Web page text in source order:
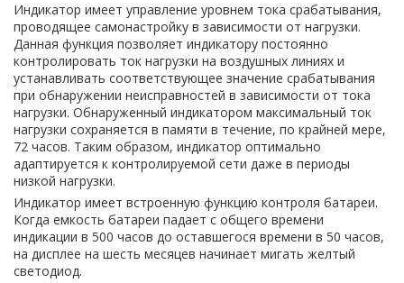
Индикатор имеет управление уровнем тока срабатывания,
проводящее самонастройку в зависимости от нагрузки.
Данная функция позволяет индикатору постоянно
контролировать ток нагрузки на воздушных линиях и
устанавливать соответствующее значение срабатывания
при обнаружении неисправностей в зависимости от тока
нагрузки. Обнаруженный индикатором максимальный ток
нагрузки сохраняется в памяти в течение, по крайней мере,
72 часов. Таким образом, индикатор оптимально
адаптируется к контролируемой сети даже в периоды
низкой нагрузки.
Индикатор имеет встроенную функцию контроля батареи.
Когда емкость батареи падает с общего времени
индикации в 500 часов до оставшегося времени в 50 часов,
на дисплее на шесть месяцев начинает мигать желтый
светодиод.